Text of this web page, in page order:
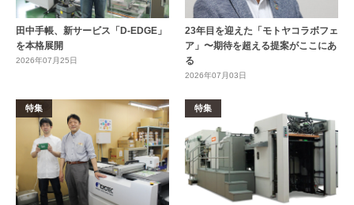
田中手帳、新サービス「D-EDGE」
を本格展開
2026年07月25日
23年目を迎えた「モトヤコラボフェ
ア」〜期待を超える提案がここにあ
る
2026年07月03日
特集 特集